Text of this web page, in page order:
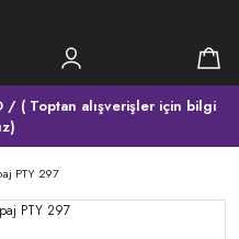
/ ( Toptan alışverişler için bilgi
PTY 297